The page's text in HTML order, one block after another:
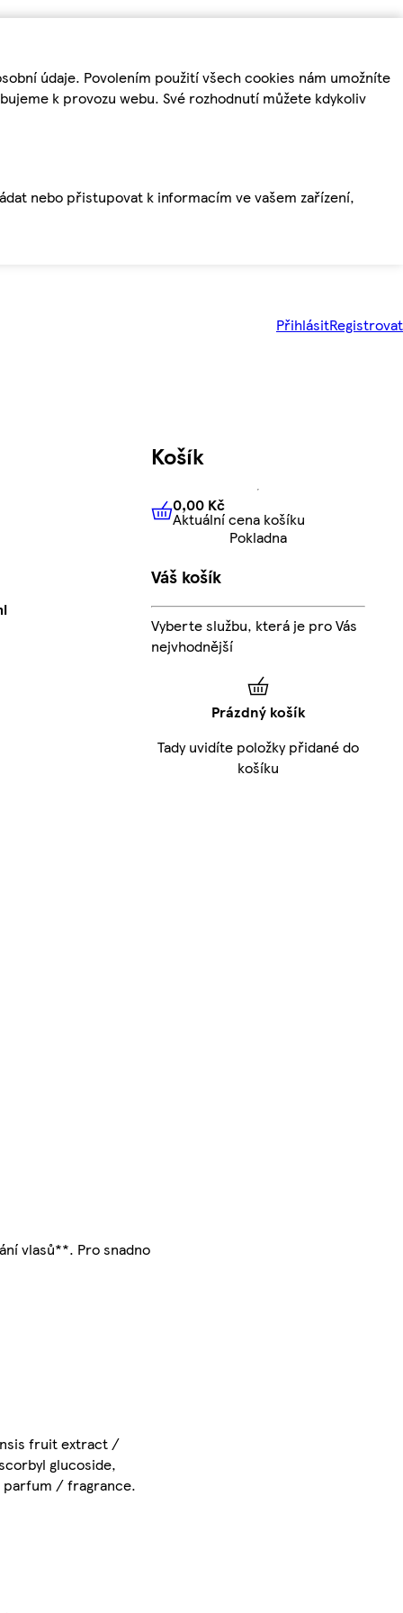
údaje. Povolením použití všech cookies nám umožníte
k provozu webu. Své rozhodnutí můžete kdykoliv
nebo přistupovat k informacím ve vašem zařízení,
PřihlásitRegistrovat
vlasů**. Pro snadno
fruit extract /
glucoside,
parfum / fragrance.
Košík
0,00 KčAktuální cena košíku
0,00 Kč
Aktuální cena košíku
Pokladna
Váš košík
Vyberte službu, která je pro Vás
nejvhodnější
Prázdný košík
Tady uvidíte položky přidané do
košíku